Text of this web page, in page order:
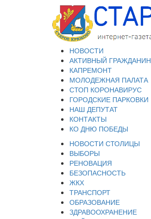
НОВОСТИ
АКТИВНЫЙ ГРАЖДАНИН
КАПРЕМОНТ
МОЛОДЕЖНАЯ ПАЛАТА
СТОП КОРОНАВИРУС
ГОРОДСКИЕ ПАРКОВКИ
НАШ ДЕПУТАТ
КОНТАКТЫ
КО ДНЮ ПОБЕДЫ
НОВОСТИ СТОЛИЦЫ
ВЫБОРЫ
РЕНОВАЦИЯ
БЕЗОПАСНОСТЬ
ЖКХ
ТРАНСПОРТ
ОБРАЗОВАНИЕ
ЗДРАВООХРАНЕНИЕ